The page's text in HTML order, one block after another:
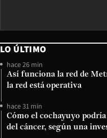
LO ÚLTIMO
hace 26 min
Así funciona la red de
la red está operativa
hace 31 min
Cómo el cochayuyo
del cáncer, según una